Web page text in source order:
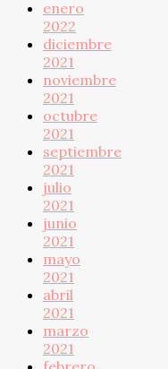
enero
2022
diciembre
2021
noviembre
2021
octubre
2021
septiembre
2021
julio
2021
junio
2021
mayo
2021
abril
2021
marzo
2021